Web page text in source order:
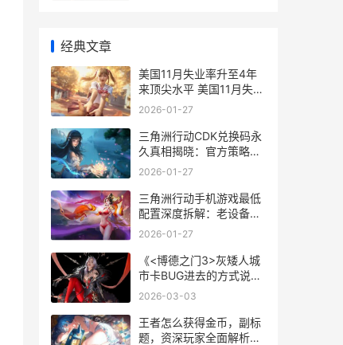
经典文章
美国11月失业率升至4年
来顶尖水平 美国11月失业
率公布时间
2026-01-27
三角洲行动CDK兑换码永
久真相揭晓：官方策略和
玩家陷阱全解析 三角洲行
2026-01-27
三角洲行动手机游戏最低
配置深度拆解：老设备还
能稳住几局 三角洲行动手
2026-01-27
《<博德之门3>灰矮人城
市卡BUG进去的方式说
明》 博德之门3灰矮人是
2026-03-03
王者怎么获得金币，副标
题，资深玩家全面解析高